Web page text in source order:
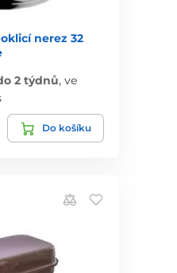
nerez 32
2 týdnů,ve
Do košíku